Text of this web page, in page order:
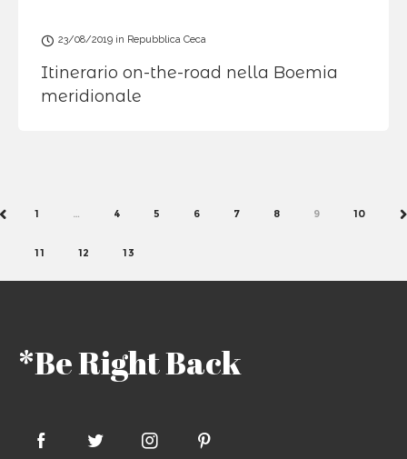
23/08/2019 in Repubblica Ceca
Itinerario on-the-road nella Boemia
meridionale
PREV1 … 4 5 6 7 8 9 10
11 12 13
*Be Right Back